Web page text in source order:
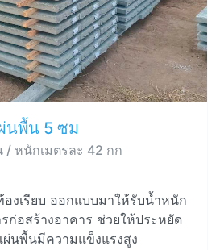
นพื้น 5 ซม
/ หนักเมตรละ 42 กก
งเรียบ ออกแบบมาให้รับน้ำหนัก
ก่อสร้างอาคาร ช่วยให้ประหยัด
ผ่นพื้นมีความแข็งแรงสูง